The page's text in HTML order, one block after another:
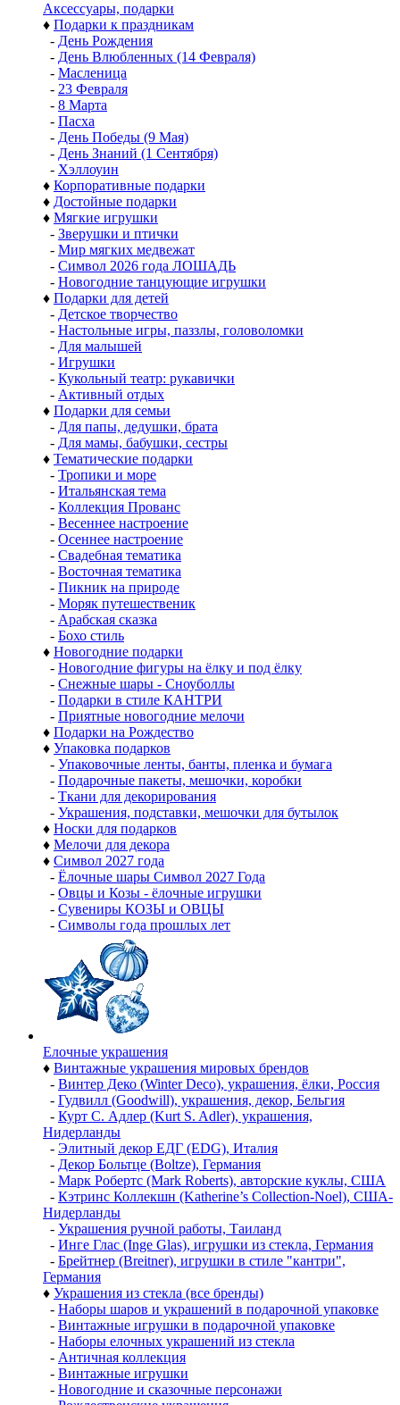
Аксессуары, подарки
♦ Подарки к праздникам
- День Рождения
- День Влюбленных (14 Февраля)
- Масленица
- 23 Февраля
- 8 Марта
- Пасха
- День Победы (9 Мая)
- День Знаний (1 Сентября)
- Хэллоуин
♦ Корпоративные подарки
♦ Достойные подарки
♦ Мягкие игрушки
- Зверушки и птички
- Мир мягких медвежат
- Символ 2026 года ЛОШАДЬ
- Новогодние танцующие игрушки
♦ Подарки для детей
- Детское творчество
- Настольные игры, паззлы, головоломки
- Для малышей
- Игрушки
- Кукольный театр: рукавички
- Активный отдых
♦ Подарки для семьи
- Для папы, дедушки, брата
- Для мамы, бабушки, сестры
♦ Тематические подарки
- Тропики и море
- Итальянская тема
- Коллекция Прованс
- Весеннее настроение
- Осеннее настроение
- Свадебная тематика
- Восточная тематика
- Пикник на природе
- Моряк путешественик
- Арабская сказка
- Бохо стиль
♦ Новогодние подарки
- Новогодние фигуры на ёлку и под ёлку
- Снежные шары - Сноуболлы
- Подарки в стиле КАНТРИ
- Приятные новогодние мелочи
♦ Подарки на Рождество
♦ Упаковка подарков
- Упаковочные ленты, банты, пленка и бумага
- Подарочные пакеты, мешочки, коробки
- Ткани для декорирования
- Украшения, подставки, мешочки для бутылок
♦ Носки для подарков
♦ Мелочи для декора
♦ Символ 2027 года
- Ёлочные шары Символ 2027 Года
- Овцы и Козы - ёлочные игрушки
- Сувениры КОЗЫ и ОВЦЫ
- Символы года прошлых лет
Елочные украшения
♦ Винтажные украшения мировых брендов
- Винтер Деко (Winter Deco), украшения, ёлки, Россия
- Гудвилл (Goodwill), украшения, декор, Бельгия
- Курт С. Адлер (Kurt S. Adler), украшения,
Нидерланды
- Элитный декор ЕДГ (EDG), Италия
- Декор Больтце (Boltze), Германия
- Марк Робертс (Mark Roberts), авторские куклы, США
- Кэтринс Коллекшн (Katherine’s Collection-Noel), США-
Нидерланды
- Украшения ручной работы, Таиланд
- Инге Глас (Inge Glas), игрушки из стекла, Германия
- Брейтнер (Breitner), игрушки в стиле "кантри",
Германия
♦ Украшения из стекла (все бренды)
- Наборы шаров и украшений в подарочной упаковке
- Винтажные игрушки в подарочной упаковке
- Наборы елочных украшений из стекла
- Античная коллекция
- Винтажные игрушки
- Новогодние и сказочные персонажи